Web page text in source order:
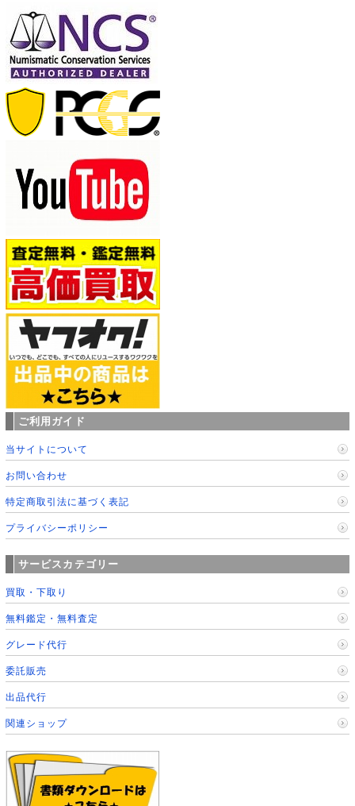
ご利用ガイド
当サイトについて
お問い合わせ
特定商取引法に基づく表記
プライバシーポリシー
サービスカテゴリー
買取・下取り
無料鑑定・無料査定
グレード代行
委託販売
出品代行
関連ショップ